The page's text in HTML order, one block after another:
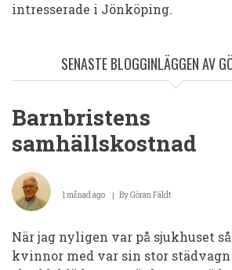
intresserade i Jönköping.
SENASTE BLOGGINLÄGGEN AV
Barnbristens
samhällskostnad
1 månad ago ByGöran Fäldt
När jag nyligen var på sjukhuset
kvinnor med var sin stor